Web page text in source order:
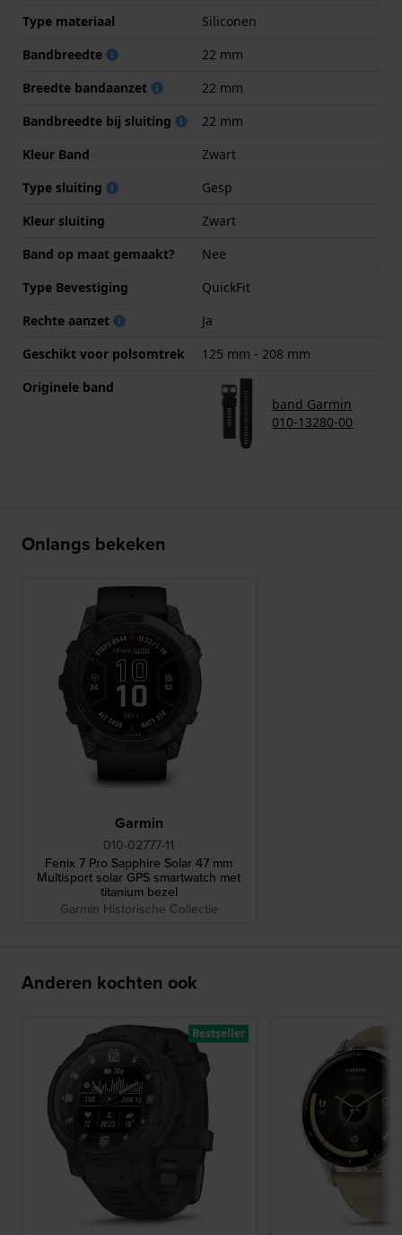
Type materiaal
Siliconen
Bandbreedte
22 mm
Breedte bandaanzet
22 mm
Bandbreedte bij sluiting
22 mm
Kleur Band
Zwart
Type sluiting
Gesp
Kleur sluiting
Zwart
Band op maat gemaakt?
Nee
Type Bevestiging
QuickFit
Rechte aanzet
Ja
Geschikt voor polsomtrek
125 mm - 208 mm
Originele band
band Garmin
010-13280-00
Onlangs bekeken
Garmin
010-02777-11
Fenix 7 Pro Sapphire Solar 47 mm
Multisport solar GPS smartwatch met
titanium bezel
Garmin Historische Collectie
Anderen kochten ook
Bestseller